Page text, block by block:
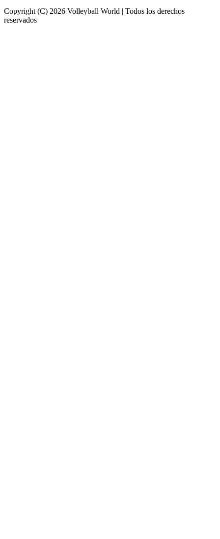
Copyright (C) 2026 Volleyball World | Todos los derechos
reservados